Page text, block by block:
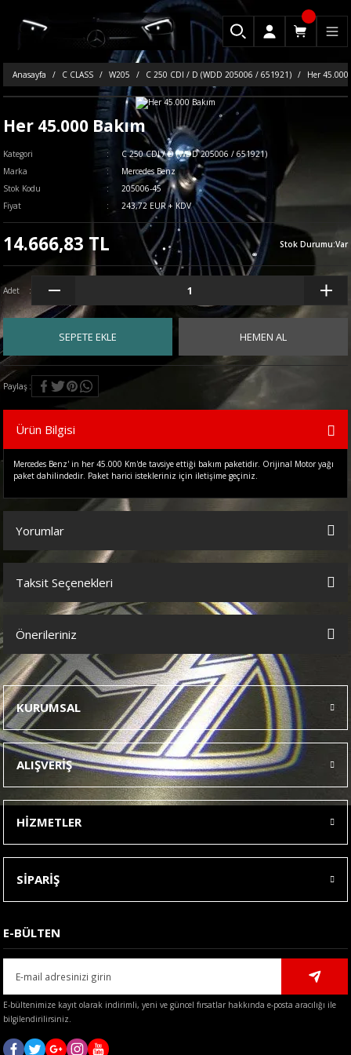
Anasayfa C CLASS W205 C 250 CDI / D (WDD 205006 / 651921) Her 45.000
Her 45.000 Bakım
Kategori
C 250 CDI / D (WDD 205006 / 651921)
Marka
Mercedes Benz
Stok Kodu
205006-45
Fiyat
243,72 EUR + KDV
14.666,83 TL Stok Durumu:Var
Adet
SEPETE EKLE HEMEN AL
Paylaş
Ürün Bilgisi
Mercedes Benz' in her 45.000 Km'de tavsiye ettiği bakım paketidir. Orijinal Motor yağı
paket dahilindedir. Paket harici istekleriniz için iletişime geçiniz.
Yorumlar
Bu ürüne ilk yorumu siz yapın!
Taksit Seçenekleri
Önerileriniz
Bu ürünün fiyat bilgisi, resim, ürün açıklamalarında ve diğer
konularda yetersiz gördüğünüz noktaları öneri formunu kullanarak
tarafımıza iletebilirsiniz.
Görüş ve önerileriniz için teşekkür ederiz.
Ürün resmi kalitesiz, bozuk veya görüntülenemiyor.
Ürün açıklamasında eksik bilgiler bulunuyor.
Ürün bilgilerinde hatalar bulunuyor.
Ürün fiyatı diğer sitelerden daha pahalı.
Bu ürüne benzer farklı alternatifler olmalı.
Gönder
KURUMSAL
ALIŞVERİŞ
HİZMETLER
SİPARİŞ
E-BÜLTEN
E-bültenimize kayıt olarak indirimli, yeni ve güncel fırsatlar hakkında e-posta aracılığı ile
bilgilendirilirsiniz.